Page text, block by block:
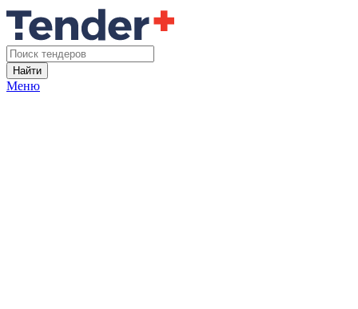
Найти
Меню